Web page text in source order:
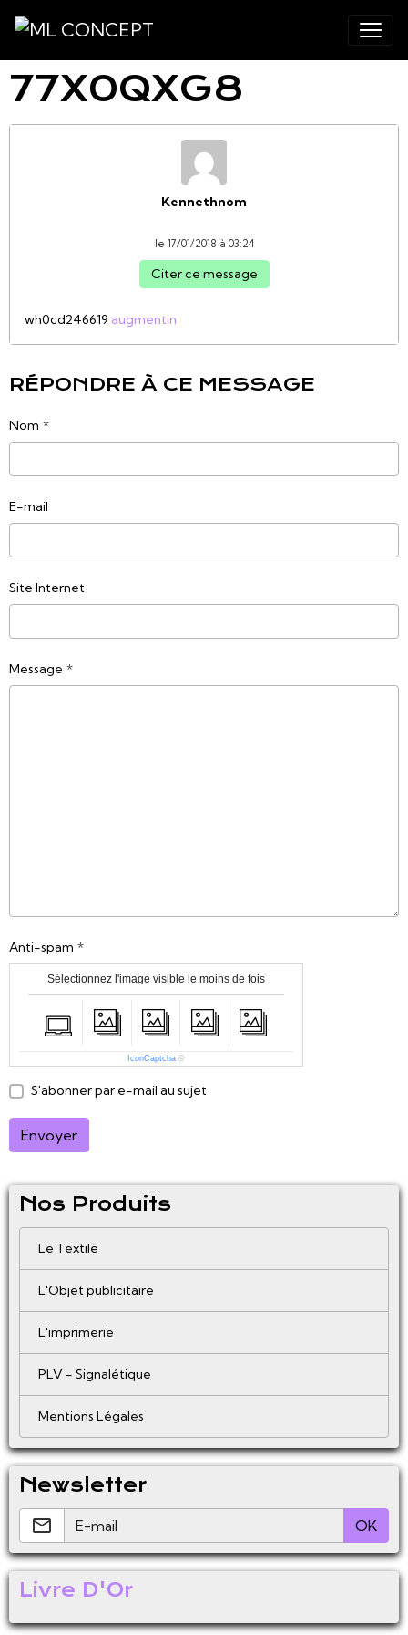
77X0QXG8
Kennethnom
le 17/01/2018 à 03:24
Citer ce message
wh0cd246619 augmentin
RÉPONDRE À CE MESSAGE
Nom
E-mail
Site Internet
Message
Anti-spam
Sélectionnez l'image visible le moins de fois
IconCaptcha ©
S'abonner par e-mail au sujet
Envoyer
Nos Produits
Le Textile
L'Objet publicitaire
L'imprimerie
PLV - Signalétique
Mentions Légales
Newsletter
OK
Livre D'Or